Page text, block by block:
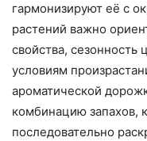
гармонизируют её с
растений важно
свойства, сезонность
условиям
ароматической
комбинацию запахов,
последовательно